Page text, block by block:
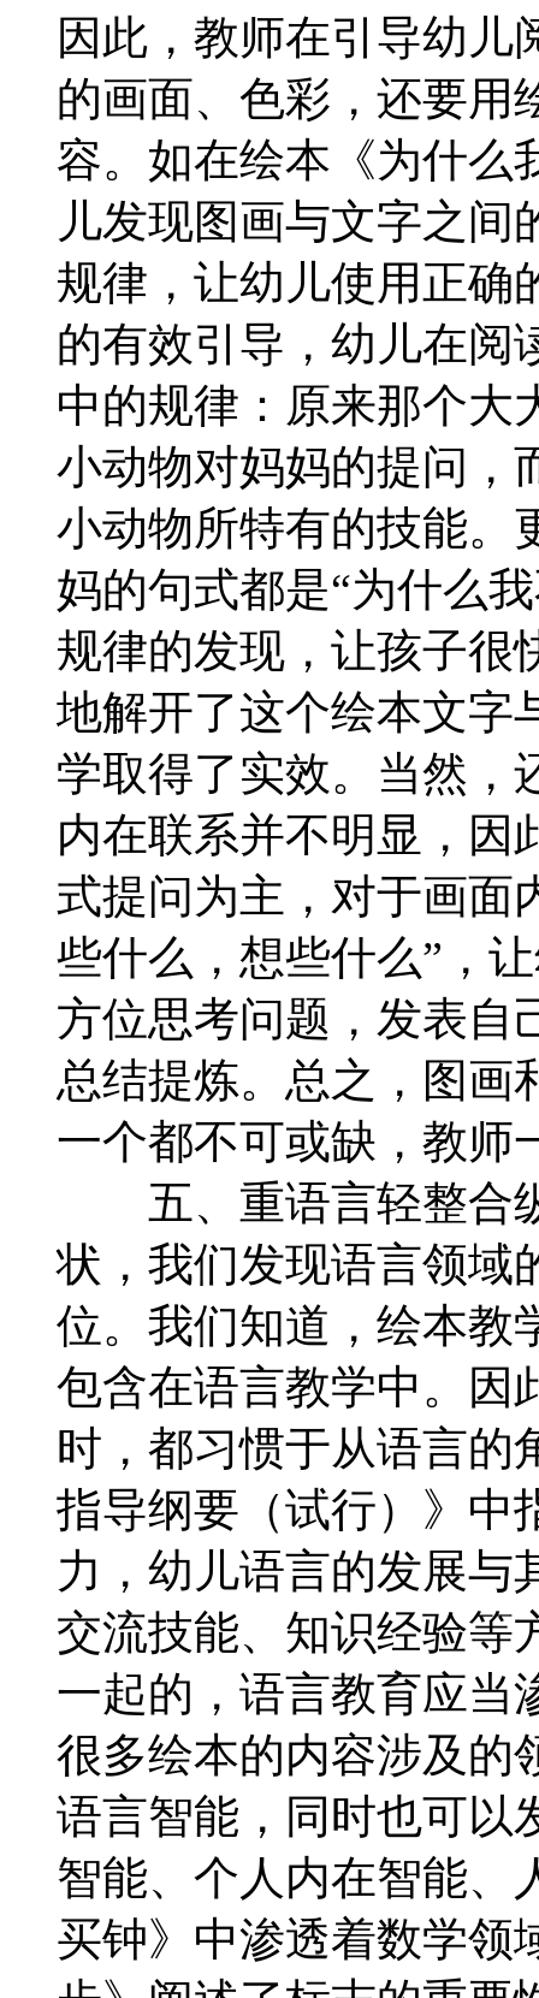
因此，教师在引导幼儿
的画面、色彩，还要用
容。如在绘本《为什么
儿发现图画与文字之间
规律，让幼儿使用正确
的有效引导，幼儿在阅
中的规律：原来那个大
小动物对妈妈的提问，
小动物所特有的技能。
妈的句式都是“为什么
规律的发现，让孩子很
地解开了这个绘本文字
学取得了实效。当然，
内在联系并不明显，因
式提问为主，对于画面
些什么，想些什么”，
方位思考问题，发表自
总结提炼。总之，图画
一个都不可或缺，教师
五、重语言轻整合
状，我们发现语言领域
位。我们知道，绘本教
包含在语言教学中。因
时，都习惯于从语言的
指导纲要（试行）》中
力，幼儿语言的发展与
交流技能、知识经验等
一起的，语言教育应当
很多绘本的内容涉及的
语言智能，同时也可以
智能、个人内在智能、
买钟》中渗透着数学领